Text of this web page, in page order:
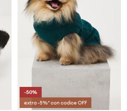
-50%
extra -5%* con codice OFF